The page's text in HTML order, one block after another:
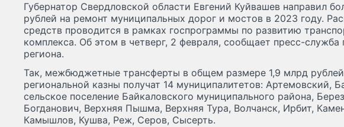
Губернатор Свердловской области Евгений Куйвашев направил
рублей на ремонт муниципальных дорог и мостов в 2023 году.
средств проводится в рамках госпрограммы по развитию
комплекса. Об этом в четверг, 2 февраля, сообщает пресс-служба
региона.
Так, межбюджетные трансферты в общем размере 1,9 млрд
региональной казны получат 14 муниципалитетов: Артемовский,
сельское поселение Байкаловского муниципального района,
Богданович, Верхняя Пышма, Верхняя Тура, Волчанск, Ирбит,
Камышлов, Кушва, Реж, Серов, Сысерть.